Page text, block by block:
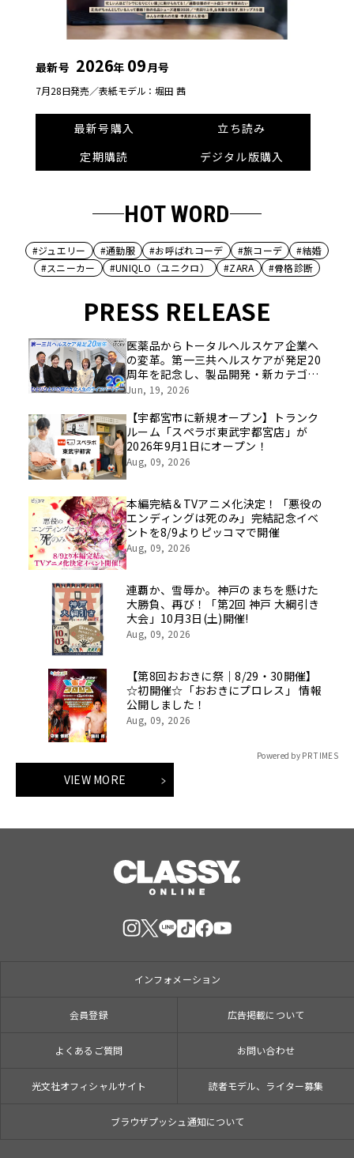
最新号 2026年 09月号
7月28日発売／表紙モデル：堀田 茜
最新号購入
立ち読み
定期購読
デジタル版購入
HOT WORD
#ジュエリー #通勤服 #お呼ばれコーデ #旅コーデ
#結婚
#スニーカー
#UNIQLO（ユニクロ） #ZARA #骨格診断
PRESS RELEASE
医薬品からトータルヘルスケア企業へ
の変革。第一三共ヘルスケアが発足20
周年を記念し、製品開発・新カテゴリ
挑戦の舞台や旧社統合時のエピソード
像を公開！
Jun, 19, 2026
【宇都宮市に新規オープン】トランク
ルーム「スペラボ東武宇都宮店」が
2026年9月1日にオープン！
Aug, 09, 2026
本編完結＆TVアニメ化決定！「悪役の
エンディングは死のみ」完結記念イベ
ントを8/9よりピッコマで開催
Aug, 09, 2026
連覇か、雪辱か。神戸のまちを懸けた
大勝負、再び！「第2回 神戸 大綱引き
大会」10月3日(土)開催!
Aug, 09, 2026
【第8回おおきに祭｜8/29・30開催】
☆初開催☆「おおきにプロレス」 情報
公開しました！
Aug, 09, 2026
Powered by PR TIMES
VIEW MORE
インフォメーション
会員登録 広告掲載について
よくあるご質問 お問い合わせ
光文社オフィシャルサイト 読者モデル、ライター募集
ブラウザプッシュ通知について